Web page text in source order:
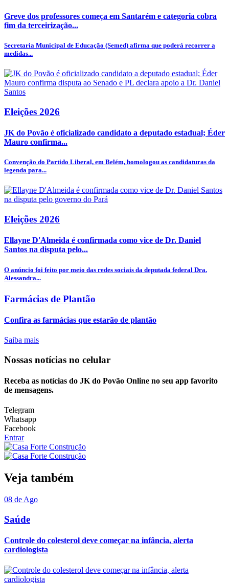
Greve dos professores começa em Santarém e categoria cobra
fim da terceirização...
Secretaria Municipal de Educação (Semed) afirma que poderá recorrer a
medidas...
Eleições 2026
JK do Povão é oficializado candidato a deputado estadual; Éder
Mauro confirma...
Convenção do Partido Liberal, em Belém, homologou as candidaturas da
legenda para...
Eleições 2026
Ellayne D'Almeida é confirmada como vice de Dr. Daniel
Santos na disputa pelo...
O anúncio foi feito por meio das redes sociais da deputada federal Dra.
Alessandra...
Farmácias de Plantão
Confira as farmácias que estarão de plantão
Saiba mais
Nossas notícias no celular
Receba as notícias do JK do Povão Online no seu app favorito
de mensagens.
Telegram
Whatsapp
Facebook
Entrar
Veja também
08 de Ago
Saúde
Controle do colesterol deve começar na infância, alerta
cardiologista